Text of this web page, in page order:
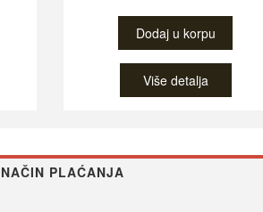
Dodaj u korpu
Više detalja
NAČIN PLAĆANJA